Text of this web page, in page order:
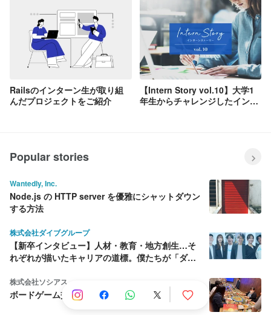
Railsのインターン生が取り組
んだプロジェクトをご紹介
【Intern Story vol.10】大学1
年生からチャレンジしたインタ
Popular stories
Wantedly, Inc.
Node.js の HTTP server を優雅にシャットダウン
する方法
株式会社ダイブグループ
【新卒インタビュー】人材・教育・地方創生…そ
れぞれが描いたキャリアの道標。僕たちが「ダイ
株式会社ソシアス
ボードゲーム交流会